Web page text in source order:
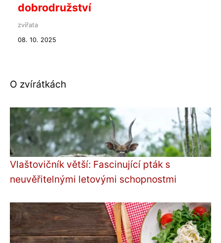
dobrodružství
zvířata
08. 10. 2025
O zvírátkách
Vlaštovičník větší: Fascinující pták s
neuvěřitelnými letovými schopnostmi